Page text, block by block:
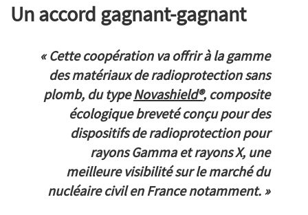
Un accord gagnant-gagnant
« Cette coopération va offrir à la gamme
des matériaux de radioprotection sans
plomb, du typeNovashield®, composite
écologique breveté conçu pour des
dispositifs de radioprotection pour
rayons Gamma et rayons X, une
meilleure visibilité sur le marché du
nucléaire civil en France notamment. »